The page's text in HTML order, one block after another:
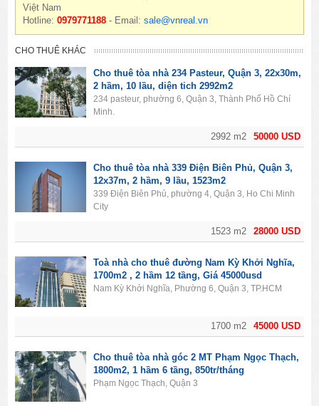
Việt Nam
Hotline:0979771188 - Email:sale@vnreal.vn
CHO THUÊ KHÁC
50000 USD
2992 m2
Cho thuê tòa nhà 234 Pasteur, Quận 3, 22x30m,
2 hầm, 10 lầu, diện tich 2992m2
234 pasteur, phường 6, Quận 3, Thành Phố Hồ Chí
Minh.
28000 USD
1523 m2
Cho thuê tòa nhà 339 Điện Biên Phủ, Quận 3,
12x37m, 2 hầm, 9 lầu, 1523m2
339 Điện Biên Phủ, phường 4, Quận 3, Ho Chi Minh
City
45000 USD
1700 m2
Toà nhà cho thuê đường Nam Kỳ Khởi Nghĩa,
1700m2 , 2 hầm 12 tầng, Giá 45000usd
Nam Kỳ Khởi Nghĩa, Phường 6, Quận 3, TP.HCM
Cho thuê tòa nhà góc 2 MT Phạm Ngọc Thạch,
1800m2, 1 hầm 6 tầng, 850tr/tháng
Phạm Ngọc Thạch, Quận 3